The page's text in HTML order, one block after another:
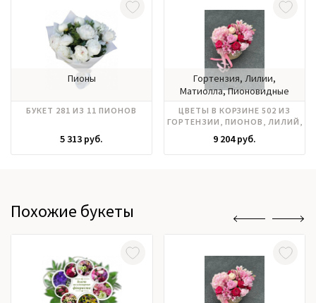
Пионы
БУКЕТ 281 ИЗ 11 ПИОНОВ
5 313 руб.
Гортензия, Лилии,
Матиолла, Пионовидные
российские, Фрезия,
Эвкалипт, Эустома
ЦВЕТЫ В КОРЗИНЕ 502 ИЗ
ГОРТЕНЗИИ, ПИОНОВ, ЛИЛИЙ,
РОЗ РОССИЯ
9 204 руб.
Похожие букеты